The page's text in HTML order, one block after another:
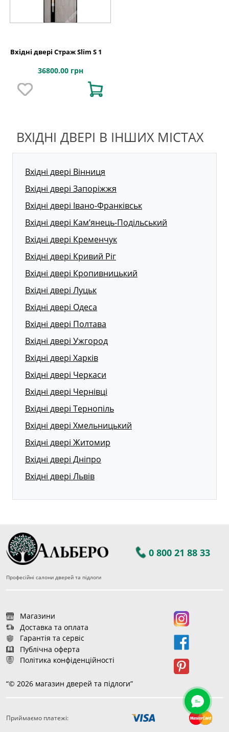
5
Вхідні двері Страж Slim S 1
36800.00 грн
ВХІДНІ ДВЕРІ В ІНШИХ МІСТАХ
Вхідні двері Вінниця
Вхідні двері Запоріжжя
Вхідні двері Івано-Франківськ
Вхідні двері Кам’янець-Подільський
Вхідні двері Кременчук
Вхідні двері Кривий Ріг
Вхідні двері Кропивницький
Вхідні двері Луцьк
Вхідні двері Одеса
Вхідні двері Полтава
Вхідні двері Ужгород
Вхідні двері Харків
Вхідні двері Черкаси
Вхідні двері Чернівці
Вхідні двері Тернопіль
Вхідні двері Хмельницький
Вхідні двері Житомир
Вхідні двері Дніпро
Вхідні двері Львів
0 800 21 88 33
Професійні салони дверей та підлоги
Магазини
Доставка та оплата
Гарантія та сервіс
Публічна оферта
Політика конфіденційності
“© 2026 магазин дверей та підлоги”
Приймаємо платежі: